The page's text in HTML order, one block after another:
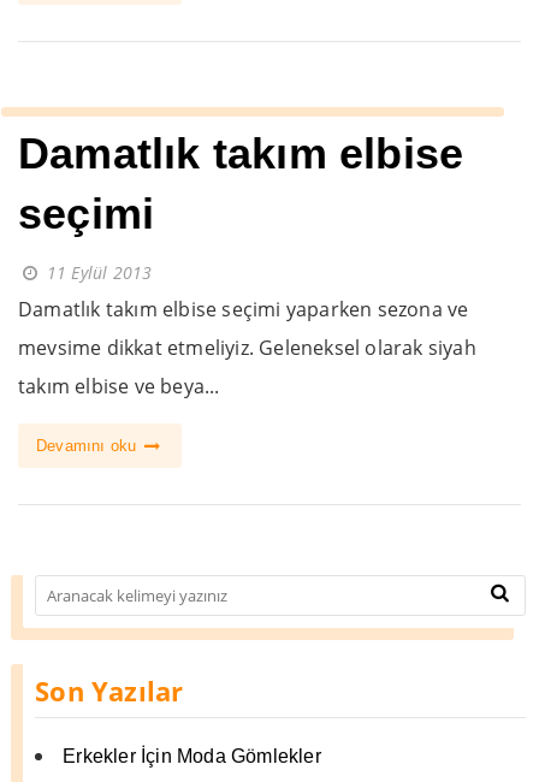
Damatlık takım elbise
seçimi
11 Eylül 2013
Damatlık takım elbise seçimi yaparken sezona ve
mevsime dikkat etmeliyiz. Geleneksel olarak siyah
takım elbise ve beya...
Devamını oku
Son Yazılar
Erkekler İçin Moda Gömlekler